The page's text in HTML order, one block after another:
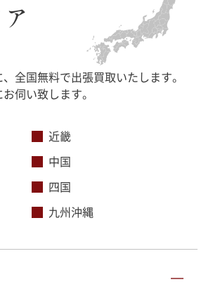
全国無料で出張買取いたします。
伺い致します。
近畿
中国
四国
九州沖縄